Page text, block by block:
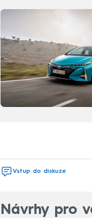
Vstup do diskuze
Návrhy pro